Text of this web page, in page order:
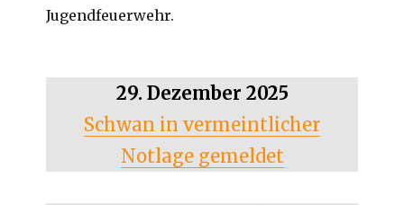
Jugendfeuerwehr.
29. Dezember 2025
Schwan in vermeintlicher
Notlage gemeldet